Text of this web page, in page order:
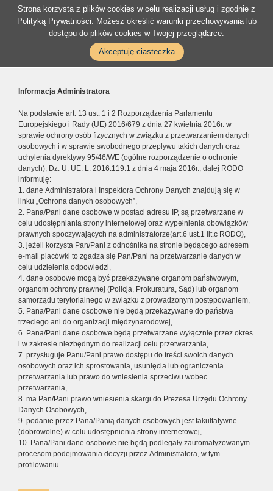
Strona korzysta z plików cookies w celu realizacji usług i zgodnie z
Polityką Prywatności. Możesz określić warunki przechowywania lub
dostępu do plików cookies w Twojej przeglądarce.
Akceptuję ciasteczka
Informacja Administratora
Na podstawie art. 13 ust. 1 i 2 Rozporządzenia Parlamentu
Europejskiego i Rady (UE) 2016/679 z dnia 27 kwietnia 2016r. w
sprawie ochrony osób fizycznych w związku z przetwarzaniem danych
osobowych i w sprawie swobodnego przepływu takich danych oraz
uchylenia dyrektywy 95/46/WE (ogólne rozporządzenie o ochronie
danych), Dz. U. UE. L. 2016.119.1 z dnia 4 maja 2016r., dalej RODO
informuję:
1. dane Administratora i Inspektora Ochrony Danych znajdują się w
linku „Ochrona danych osobowych”,
2. Pana/Pani dane osobowe w postaci adresu IP, są przetwarzane w
celu udostępniania strony internetowej oraz wypełnienia obowiązków
prawnych spoczywających na administratorze(art.6 ust.1 lit.c RODO),
3. jeżeli korzysta Pan/Pani z odnośnika na stronie będącego adresem
e-mail placówki to zgadza się Pan/Pani na przetwarzanie danych w
celu udzielenia odpowiedzi,
4. dane osobowe mogą być przekazywane organom państwowym,
organom ochrony prawnej (Policja, Prokuratura, Sąd) lub organom
samorządu terytorialnego w związku z prowadzonym postępowaniem,
5. Pana/Pani dane osobowe nie będą przekazywane do państwa
trzeciego ani do organizacji międzynarodowej,
6. Pana/Pani dane osobowe będą przetwarzane wyłącznie przez okres
i w zakresie niezbędnym do realizacji celu przetwarzania,
7. przysługuje Panu/Pani prawo dostępu do treści swoich danych
osobowych oraz ich sprostowania, usunięcia lub ograniczenia
przetwarzania lub prawo do wniesienia sprzeciwu wobec
przetwarzania,
8. ma Pan/Pani prawo wniesienia skargi do Prezesa Urzędu Ochrony
Danych Osobowych,
9. podanie przez Pana/Panią danych osobowych jest fakultatywne
(dobrowolne) w celu udostępnienia strony internetowej,
10. Pana/Pani dane osobowe nie będą podlegały zautomatyzowanym
procesom podejmowania decyzji przez Administratora, w tym
profilowaniu.